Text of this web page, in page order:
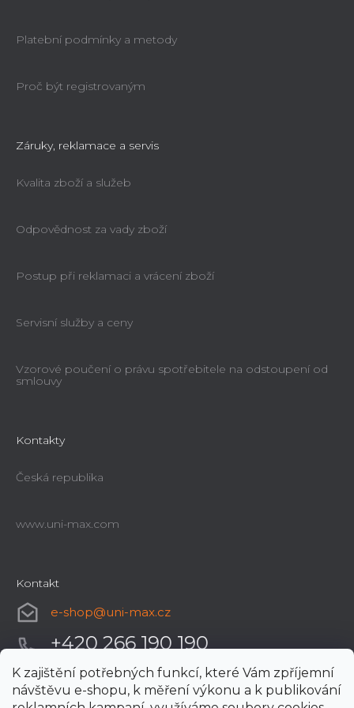
K zajištění potřebných funkcí, které Vám zpříjemní
návštěvu e-shopu, k měření výkonu a k publikování
Platební podmínky a metody
Proč být registrovaným
Záruky, reklamace a servis
Kvalita zboží a služeb
Odpovědnost za vady zboží
Postup při reklamaci a vrácení zboží
Servisní služby a ceny
Vzorové poučení o právu spotřebitele na odstoupení od
smlouvy
Kontakty
Česká republika
www.uni-max.com
Kontakt
e-shop@uni-max.cz
+420 266 190 190